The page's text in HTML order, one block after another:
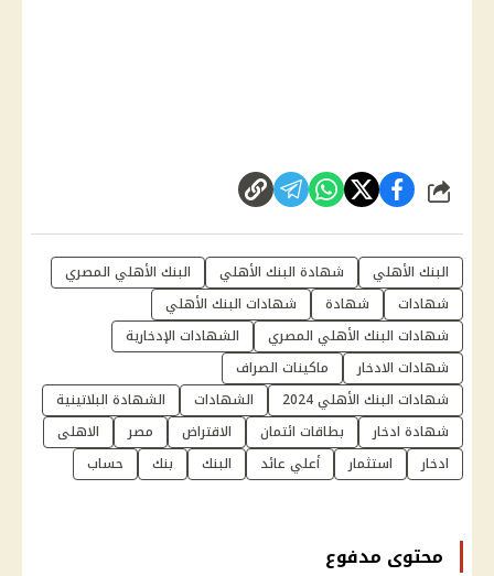
شارك
البنك الأهلي شهادة البنك الأهلي
البنك الأهلي المصري
شهادات
شهادة
شهادات البنك الأهلي
شهادات البنك الأهلي المصري
الشهادات الإدخارية
شهادات الادخار
ماكينات الصراف
شهادات البنك الأهلي 2024
الشهادات
الشهادة البلاتينية
شهادة ادخار
بطاقات ائتمان الاقتراض مصر
الاهلى
ادخار
استثمار أعلي عائد البنك بنك حساب
محتوى مدفوع